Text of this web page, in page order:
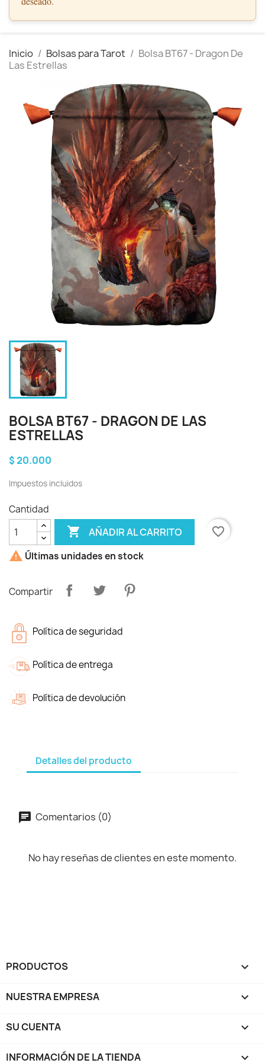
Inicio Bolsas para Tarot
Bolsa BT67 - Dragon De
Las Estrellas
BOLSA BT67 - DRAGON DE LAS
ESTRELLAS
$ 20.000
Impuestos incluidos
Cantidad
 AÑADIR AL CARRITO
favorite_border
 Últimas unidades en stock
Compartir
Política de seguridad
Política de entrega
Política de devolución
Detalles del producto
Comentarios (0)
No hay reseñas de clientes en este momento.
PRODUCTOS 
NUESTRA EMPRESA 
SU CUENTA 
INFORMACIÓN DE LA TIENDA keyboard_arrow_down